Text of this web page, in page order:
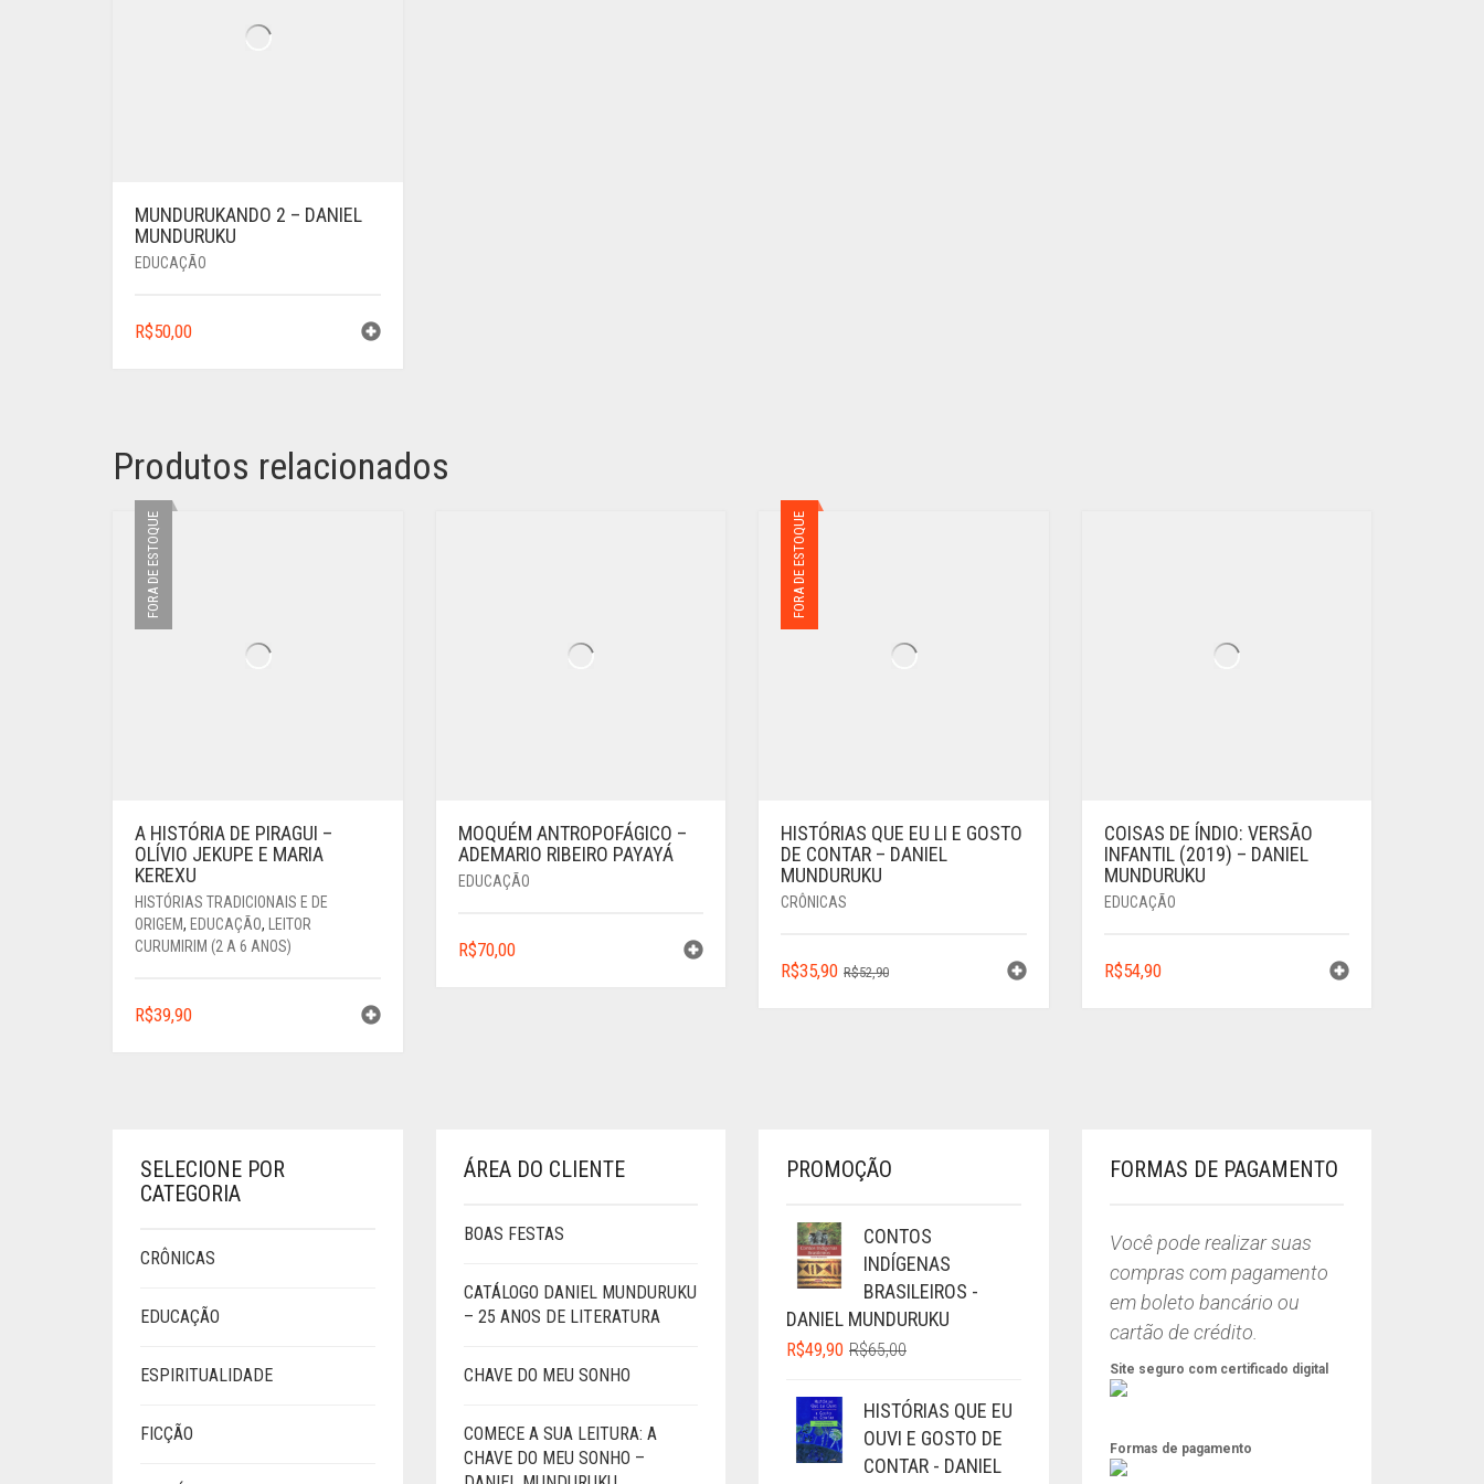
MUNDURUKANDO 2 – DANIEL
MUNDURUKU
EDUCAÇÃO
R$50,00
Produtos relacionados
FORA DE ESTOQUE
A HISTÓRIA DE PIRAGUI –
OLÍVIO JEKUPE E MARIA
KEREXU
HISTÓRIAS TRADICIONAIS E DE
ORIGEM, EDUCAÇÃO,
LEITOR
CURUMIRIM (2 A 6 ANOS)
R$39,90
MOQUÉM ANTROPOFÁGICO –
ADEMARIO RIBEIRO PAYAYÁ
EDUCAÇÃO
R$70,00
FORA DE ESTOQUE
HISTÓRIAS QUE EU LI E GOSTO
DE CONTAR – DANIEL
MUNDURUKU
CRÔNICAS
R$52,90O
R$35,90
O
COISAS DE ÍNDIO: VERSÃO
INFANTIL (2019) – DANIEL
MUNDURUKU
EDUCAÇÃO
R$54,90
SELECIONE POR
CATEGORIA
CRÔNICAS
EDUCAÇÃO
ESPIRITUALIDADE
FICÇÃO
ÁREA DO CLIENTE
BOAS FESTAS
CATÁLOGO DANIEL MUNDURUKU
– 25 ANOS DE LITERATURA
CHAVE DO MEU SONHO
COMECE A SUA LEITURA: A
CHAVE DO MEU SONHO –
PROMOÇÃO
CONTOS
INDÍGENAS
BRASILEIROS -
DANIEL MUNDURUKU
R$65,00O
ORIGINAL
ERA:
R$65,00.
R$49,90
O
ATUAL
É:
R$49,90.
HISTÓRIAS QUE EU
OUVI E GOSTO DE
CONTAR - DANIEL
FORMAS DE PAGAMENTO
Você pode realizar suas
compras com pagamento
em boleto bancário ou
cartão de crédito.
Site seguro com certificado digital
Formas de pagamento